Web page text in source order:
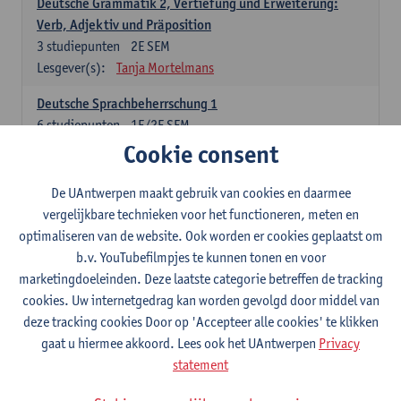
Verb, Adjektiv und Präposition
2E SEM
3 studiepunten
Lesgever(s):
Tanja Mortelmans
Deutsche Sprachbeherrschung 1
1E/2E SEM
6studiepunten
Tanja Mortelmans Alex Haider
Raum
1E/2E SEM
6 studiepunten
Lesgever(s):
Carola Strobl Alex Haider
Engels: verplichte opleidingsonderdelen
Advanced English Grammar for English Language
Professionals
1E/2E SEM
Lesgever(s):
Jim Ureel
Cookie consent
De UAntwerpen maakt gebruik van cookies en daarmee
vergelijkbare technieken voor het functioneren, meten en
optimaliseren van de website. Ook worden er cookies geplaatst om
b.v. YouTubefilmpjes te kunnen tonen en voor
marketingdoeleinden. Deze laatste categorie betreffen de tracking
cookies. Uw internetgedrag kan worden gevolgd door middel van
deze tracking cookies Door op 'Accepteer alle cookies' te klikken
gaat u hiermee akkoord. Lees ook het UAntwerpen Privacy
statement